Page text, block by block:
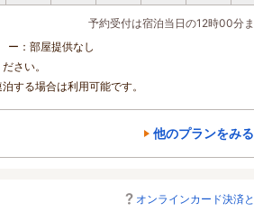
予約受付は宿泊当日の12時00分
：部屋提供なし
さい。
する場合は利用可能です。
他のプランをみる
オンラインカード決済